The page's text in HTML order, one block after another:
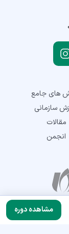
مشاهده دوره
های جامع
سازمانی
مقالات
انجمن